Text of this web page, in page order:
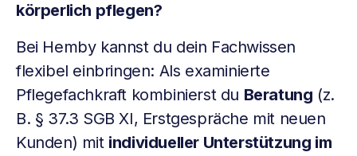
körperlich pflegen?
Bei Hemby kannst du dein Fachwissen
flexibel einbringen: Als examinierte
Pflegefachkraft kombinierst du Beratung (z.
B. § 37.3 SGB XI, Erstgespräche mit neuen
Kunden) mit individueller Unterstützung im